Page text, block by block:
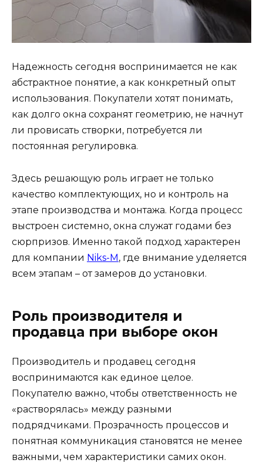
Надежность сегодня воспринимается не как
абстрактное понятие, а как конкретный опыт
использования. Покупатели хотят понимать,
как долго окна сохранят геометрию, не начнут
ли провисать створки, потребуется ли
постоянная регулировка.
Здесь решающую роль играет не только
качество комплектующих, но и контроль на
этапе производства и монтажа. Когда процесс
выстроен системно, окна служат годами без
сюрпризов. Именно такой подход характерен
для компании Niks-M, где внимание уделяется
всем этапам – от замеров до установки.
Роль производителя и
продавца при выборе окон
Производитель и продавец сегодня
воспринимаются как единое целое.
Покупателю важно, чтобы ответственность не
«растворялась» между разными
подрядчиками. Прозрачность процессов и
понятная коммуникация становятся не менее
важными, чем характеристики самих окон.